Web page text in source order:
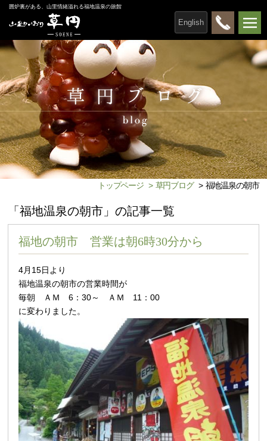
囲炉裏がある、山里情緒溢れる福地温泉の旅館
English
トップページ > 草円ブログ > 福地温泉の朝市
「福地温泉の朝市」の記事一覧
福地の朝市 営業は朝6時30分から
4月15日より
福地温泉の朝市の営業時間が
毎朝 ＡＭ 6：30～ ＡＭ 11：00
に変わりました。